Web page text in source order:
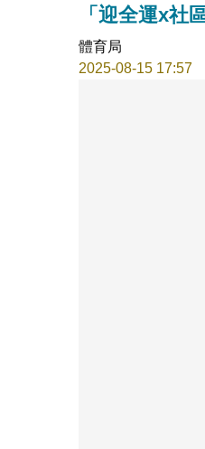
「迎全運x社
體育局
2025-08-15 17:57